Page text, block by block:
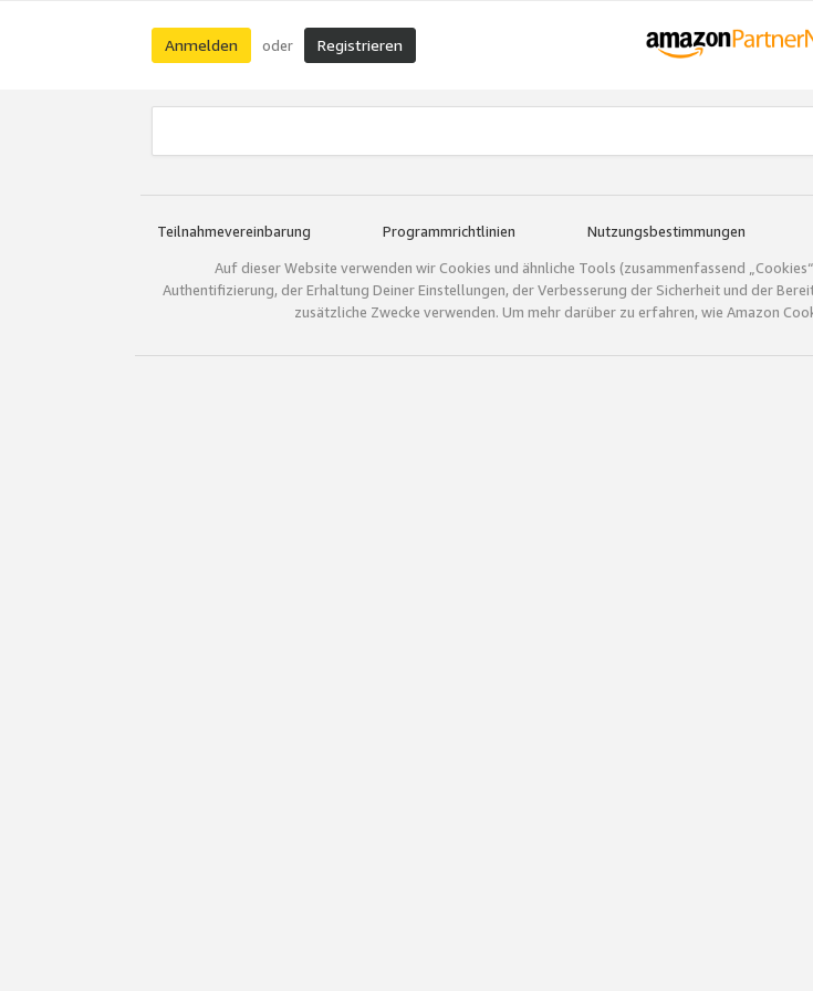
Anmelden oder Registrieren
Teilnahmevereinbarung Programmrichtlinien Nutzungsbestimmungen
Auf dieser Website verwenden wir Cookies und ähnliche Tools (zusammenfassend
Authentifizierung, der Erhaltung Deiner Einstellungen, der Verbesserung der Sicherheit und der
zusätzliche Zwecke verwenden. Um mehr darüber zu erfahren, wie Amazon